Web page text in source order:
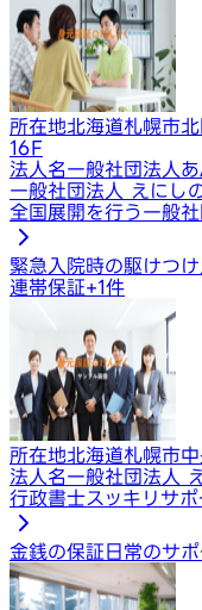
所在地北海道札幌市
16F
法人名一般社団法人
一般社団法人 えにし
全国展開を行う一般
緊急入院時の駆けつけ
連帯保証+1件
所在地北海道札幌市
法人名一般社団法人
行政書士スッキリサポ
金銭の保証日常のサポ